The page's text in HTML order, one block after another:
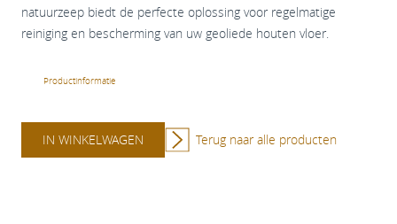
natuurzeep biedt de perfecte oplossing voor regelmatige
reiniging en bescherming van uw geoliede houten vloer.
Productinformatie
IN WINKELWAGEN Terug naar alle producten